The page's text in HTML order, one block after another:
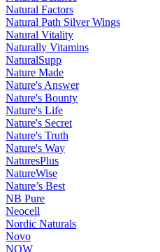
Natural Factors
Natural Path Silver Wings
Natural Vitality
Naturally Vitamins
NaturalSupp
Nature Made
Nature's Answer
Nature's Bounty
Nature's Life
Nature's Secret
Nature's Truth
Nature's Way
NaturesPlus
NatureWise
Nature’s Best
NB Pure
Neocell
Nordic Naturals
Novo
NOW